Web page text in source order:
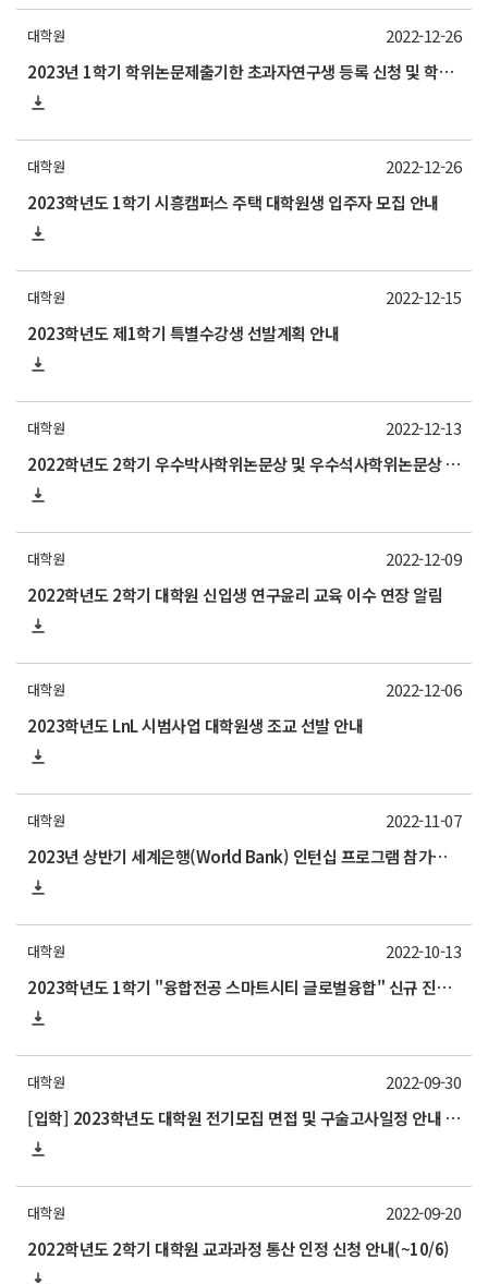
대학원
2023년 1학기 학위논문제출기한 초과자연구생 등록 신청 및 학위논문제출기한 연장 신청 안내(~1/20)
2022-12-26
대학원
2023학년도 1학기 시흥캠퍼스 주택 대학원생 입주자 모집 안내
2022-12-26
대학원
2023학년도 제1학기 특별수강생 선발계획 안내
2022-12-15
대학원
2022학년도 2학기 우수박사학위논문상 및 우수석사학위논문상 신청 안내(Application Guideline for 2nd Semester 2022 Outstanding Doctoral Dissertation Award and
2022-12-13
대학원
2022학년도 2학기 대학원 신입생 연구윤리 교육 이수 연장 알림
2022-12-09
대학원
2023학년도 LnL 시범사업 대학원생 조교 선발 안내
2022-12-06
대학원
2023년 상반기 세계은행(World Bank) 인턴십 프로그램 참가자 모집 안내
2022-11-07
대학원
2023학년도 1학기 "융합전공 스마트시티 글로벌융합" 신규 진입생 모집 요강
2022-10-13
대학원
[입학] 2023학년도 대학원 전기모집 면접 및 구술고사일정 안내 (면접: 10월 14일(금))
2022-09-30
대학원
2022학년도 2학기 대학원 교과과정 통산 인정 신청 안내(~10/6)
2022-09-20